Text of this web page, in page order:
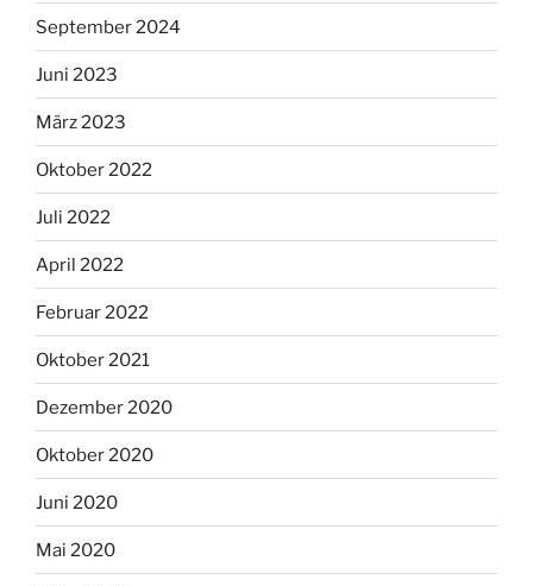
September 2024
Juni 2023
März 2023
Oktober 2022
Juli 2022
April 2022
Februar 2022
Oktober 2021
Dezember 2020
Oktober 2020
Juni 2020
Mai 2020